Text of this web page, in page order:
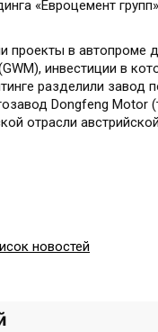
«Евроцемент
проекты в автопроме
инвестиции в
разделили
Dongfeng Motor
отрасли
новостей